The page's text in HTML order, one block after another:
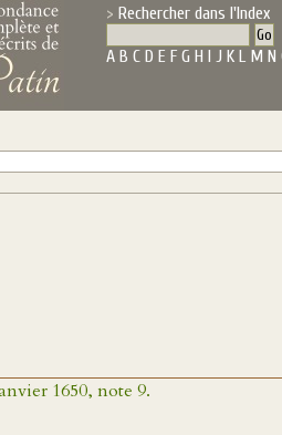
Rechercher dans l'Index
A B C D E F G H I J K L M N